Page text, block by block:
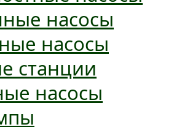
насосы
насосы
станции
насосы